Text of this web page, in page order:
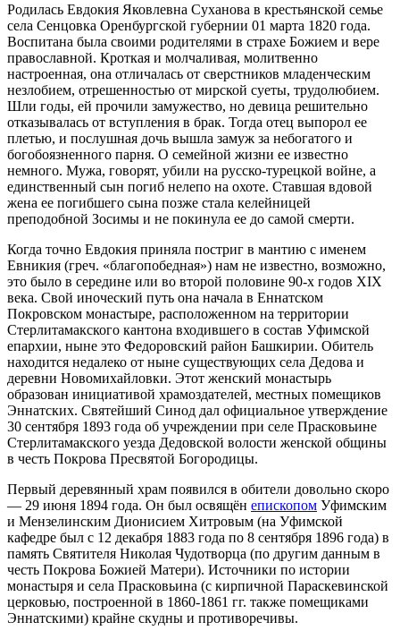
Родилась Евдокия Яковлевна Суханова в крестьянской семье
села Сенцовка Оренбургской губернии 01 марта 1820 года.
Воспитана была своими родителями в страхе Божием и вере
православной. Кроткая и молчаливая, молитвенно
настроенная, она отличалась от сверстников младенческим
незлобием, отрешенностью от мирской суеты, трудолюбием.
Шли годы, ей прочили замужество, но девица решительно
отказывалась от вступления в брак. Тогда отец выпорол ее
плетью, и послушная дочь вышла замуж за небогатого и
богобоязненного парня. О семейной жизни ее известно
немного. Мужа, говорят, убили на русско-турецкой войне, а
единственный сын погиб нелепо на охоте. Ставшая вдовой
жена ее погибшего сына позже стала келейницей
преподобной Зосимы и не покинула ее до самой смерти.
Когда точно Евдокия приняла постриг в мантию с именем
Евникия (греч. «благопобедная») нам не известно, возможно,
это было в середине или во второй половине 90-х годов XIX
века. Свой иноческий путь она начала в Еннатском
Покровском монастыре, расположенном на территории
Стерлитамакского кантона входившего в состав Уфимской
епархии, ныне это Федоровский район Башкирии. Обитель
находится недалеко от ныне существующих села Дедова и
деревни Новомихайловки. Этот женский монастырь
образован инициативой храмоздателей, местных помещиков
Эннатских. Святейший Синод дал официальное утверждение
30 сентября 1893 года об учреждении при селе Прасковьине
Стерлитамакского уезда Дедовской волости женской общины
в честь Покрова Пресвятой Богородицы.
Первый деревянный храм появился в обители довольно скоро
— 29 июня 1894 года. Он был освящён епископом Уфимским
и Мензелинским Дионисием Хитровым (на Уфимской
кафедре был с 12 декабря 1883 года по 8 сентября 1896 года) в
память Святителя Николая Чудотворца (по другим данным в
честь Покрова Божией Матери). Источники по истории
монастыря и села Прасковьина (с кирпичной Параскевинской
церковью, построенной в 1860-1861 гг. также помещиками
Эннатскими) крайне скудны и противоречивы.